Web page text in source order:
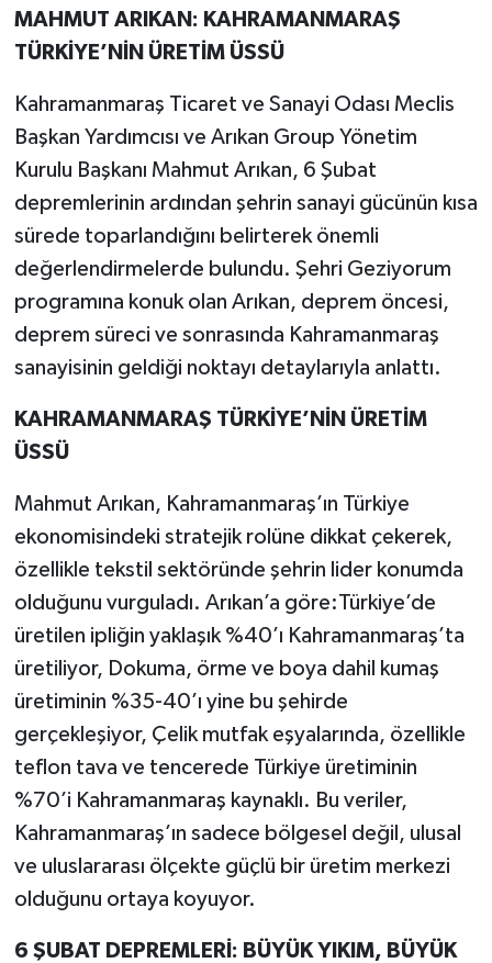
MAHMUT ARIKAN: KAHRAMANMARAŞ
TÜRKİYE’NİN ÜRETİM ÜSSÜ
Kahramanmaraş Ticaret ve Sanayi Odası Meclis
Başkan Yardımcısı ve Arıkan Group Yönetim
Kurulu Başkanı Mahmut Arıkan, 6 Şubat
depremlerinin ardından şehrin sanayi gücünün kısa
sürede toparlandığını belirterek önemli
değerlendirmelerde bulundu. Şehri Geziyorum
programına konuk olan Arıkan, deprem öncesi,
deprem süreci ve sonrasında Kahramanmaraş
sanayisinin geldiği noktayı detaylarıyla anlattı.
KAHRAMANMARAŞ TÜRKİYE’NİN ÜRETİM
ÜSSÜ
Mahmut Arıkan, Kahramanmaraş’ın Türkiye
ekonomisindeki stratejik rolüne dikkat çekerek,
özellikle tekstil sektöründe şehrin lider konumda
olduğunu vurguladı. Arıkan’a göre:Türkiye’de
üretilen ipliğin yaklaşık %40’ı Kahramanmaraş’ta
üretiliyor, Dokuma, örme ve boya dahil kumaş
üretiminin %35-40’ı yine bu şehirde
gerçekleşiyor, Çelik mutfak eşyalarında, özellikle
teflon tava ve tencerede Türkiye üretiminin
%70’i Kahramanmaraş kaynaklı. Bu veriler,
Kahramanmaraş’ın sadece bölgesel değil, ulusal
ve uluslararası ölçekte güçlü bir üretim merkezi
olduğunu ortaya koyuyor.
6 ŞUBAT DEPREMLERİ: BÜYÜK YIKIM, BÜYÜK